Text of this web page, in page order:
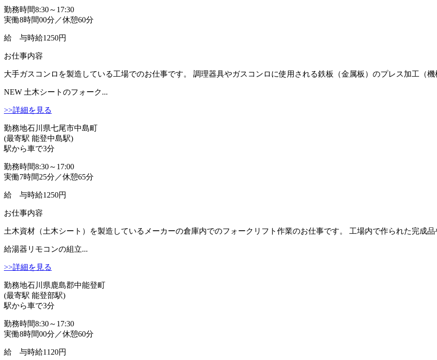
勤務時間8:30～17:30
実働8時間00分／休憩60分
給 与時給1250円
お仕事内容
大手ガスコンロを製造している工場でのお仕事です。 調理器具やガスコンロに使用される鉄板（金属板）のプレス加工（機
NEW 土木シートのフォーク...
>>詳細を見る
勤務地石川県七尾市中島町
(最寄駅 能登中島駅)
駅から車で3分
勤務時間8:30～17:00
実働7時間25分／休憩65分
給 与時給1250円
お仕事内容
土木資材（土木シート）を製造しているメーカーの倉庫内でのフォークリフト作業のお仕事です。 工場内で作られた完成品
給湯器リモコンの組立...
>>詳細を見る
勤務地石川県鹿島郡中能登町
(最寄駅 能登部駅)
駅から車で3分
勤務時間8:30～17:30
実働8時間00分／休憩60分
給 与時給1120円